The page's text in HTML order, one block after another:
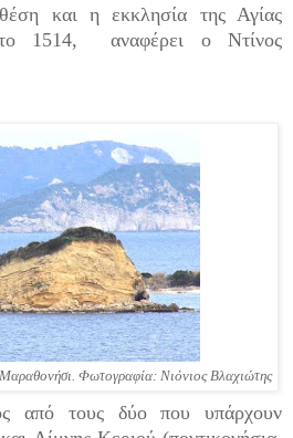
και η εκκλησία της Αγίας
1514, αναφέρει ο Ντίνος
Φωτογραφία: Νιόνιος Βλαχιώτης
από τους δύο που υπάρχουν